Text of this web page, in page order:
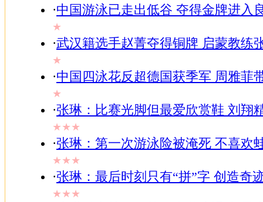
·中国游泳已走出低谷 夺得金牌进入
★
·武汉籍选手赵菁夺得铜牌 启蒙教练
★
·中国四泳花反超德国获季军 周雅菲
★
·张琳：比赛光脚但最爱欣赏鞋 刘翔
★★★
·张琳：第一次游泳险被淹死 不喜欢
★★★
·张琳：最后时刻只有“拼”字 创造奇
★★★